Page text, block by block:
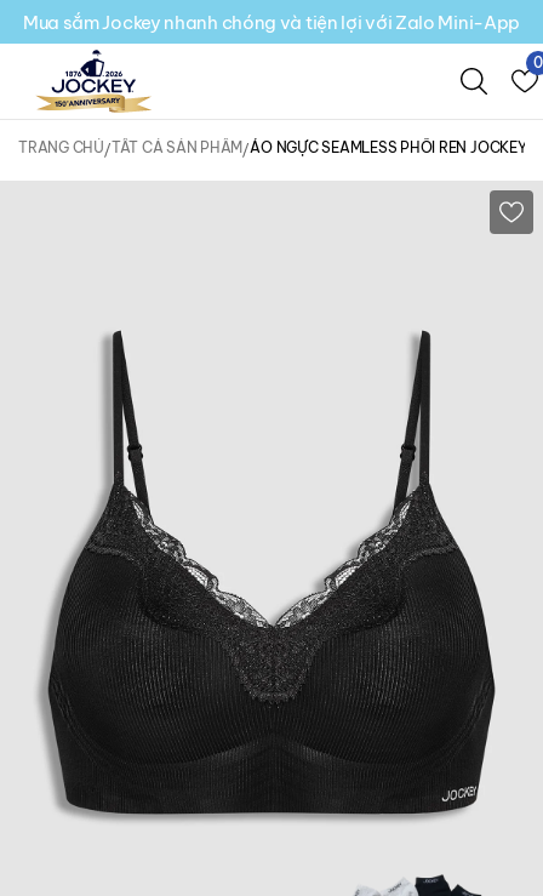
Mua sắm Jockey nhanh chóng và tiện lợi với Zalo Mini-App
0
TRANG CHỦ TẤT CẢ SẢN PHẨM ÁO NGỰC SEAMLESS PHỐI REN JOCKEY